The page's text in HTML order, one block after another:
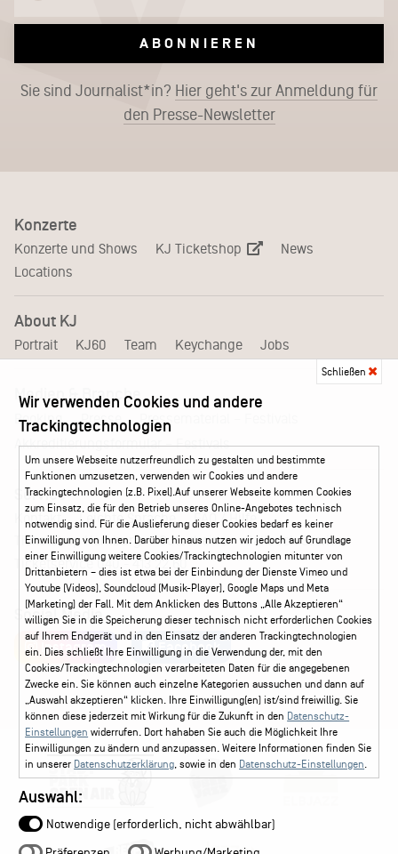
ABONNIEREN
Sie sind Journalist*in? Hier geht's zur Anmeldung für
den Presse-Newsletter
Konzerte
Konzerte und Shows KJ Ticketshop
News
Locations
About KJ
Portrait KJ60 Team Keychange Jobs
Medien & Branche
Booking Presse
Pressematerial – Festivals
Akkreditierungsformular – Festivals
Service
Kontakt Leichte Sprache
FAQ / Hilfe
Ticketshop Hamburg
Gutscheine
Callback-Service
Ticketservice 040 - 413 22 60
Social Media
Instagram Facebook
Schließen
Wir verwenden Cookies und andere
Trackingtechnologien
Um unsere Webseite nutzerfreundlich zu gestalten und bestimmte
Funktionen umzusetzen, verwenden wir Cookies und andere
Trackingtechnologien (z.B. Pixel).Auf unserer Webseite kommen Cookies
zum Einsatz, die für den Betrieb unseres Online-Angebotes technisch
notwendig sind. Für die Auslieferung dieser Cookies bedarf es keiner
Einwilligung von Ihnen. Darüber hinaus nutzen wir jedoch auf Grundlage
einer Einwilligung weitere Cookies/Trackingtechnologien mitunter von
Drittanbietern – dies ist etwa bei der Einbindung der Dienste Vimeo und
Youtube (Videos), Soundcloud (Musik-Player), Google Maps und Meta
(Marketing) der Fall. Mit dem Anklicken des Buttons „Alle Akzeptieren“
willigen Sie in die Speicherung dieser technisch nicht erforderlichen Cookies
auf Ihrem Endgerät und in den Einsatz der anderen Trackingtechnologien
ein. Dies schließt Ihre Einwilligung in die Verwendung der, mit den
Cookies/Trackingtechnologien verarbeiteten Daten für die angegebenen
Zwecke ein. Sie können auch einzelne Kategorien aussuchen und dann auf
„Auswahl akzeptieren“ klicken. Ihre Einwilligung(en) ist/sind freiwillig. Sie
können diese jederzeit mit Wirkung für die Zukunft in den Datenschutz-
Einstellungen widerrufen. Dort hahaben Sie auch die Möglichkeit Ihre
Einwilligungen zu ändern und anzupassen. Weitere Informationen finden Sie
in unserer Datenschutzerklärung, sowie in den Datenschutz-Einstellungen.
Auswahl:
Notwendige (erforderlich, nicht abwählbar)